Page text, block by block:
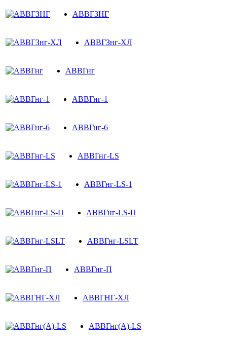
АВВГЗНГ
АВВГЗнг-ХЛ
АВВГнг
АВВГнг-1
АВВГнг-6
АВВГнг-LS
АВВГнг-LS-1
АВВГнг-LS-П
АВВГнг-LSLT
АВВГнг-П
АВВГНГ-ХЛ
АВВГнг(A)-LS